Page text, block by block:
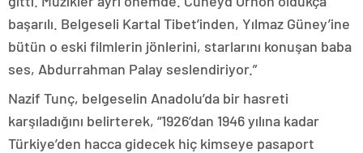
başarılı. Belgeseli Kartal Tibet’inden, Yılmaz Güney’ine
bütün o eski filmlerin jönlerini, starlarını konuşan baba
ses, Abdurrahman Palay seslendiriyor.”
Nazif Tunç, belgeselin Anadolu’da bir hasreti
karşıladığını belirterek, “1926’dan 1946 yılına kadar
Türkiye’den hacca gidecek hiç kimseye pasaport